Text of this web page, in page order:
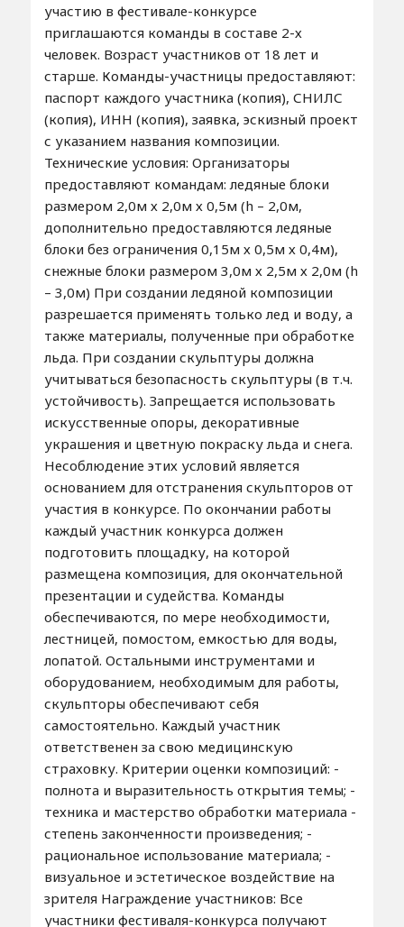
участию в фестивале-конкурсе
приглашаются команды в составе 2-х
человек. Возраст участников от 18 лет и
старше. Команды-участницы предоставляют:
паспорт каждого участника (копия), СНИЛС
(копия), ИНН (копия), заявка, эскизный проект
с указанием названия композиции.
Технические условия: Организаторы
предоставляют командам: ледяные блоки
размером 2,0м х 2,0м х 0,5м (h – 2,0м,
дополнительно предоставляются ледяные
блоки без ограничения 0,15м х 0,5м х 0,4м),
снежные блоки размером 3,0м х 2,5м х 2,0м (h
– 3,0м) При создании ледяной композиции
разрешается применять только лед и воду, а
также материалы, полученные при обработке
льда. При создании скульптуры должна
учитываться безопасность скульптуры (в т.ч.
устойчивость). Запрещается использовать
искусственные опоры, декоративные
украшения и цветную покраску льда и снега.
Несоблюдение этих условий является
основанием для отстранения скульпторов от
участия в конкурсе. По окончании работы
каждый участник конкурса должен
подготовить площадку, на которой
размещена композиция, для окончательной
презентации и судейства. Команды
обеспечиваются, по мере необходимости,
лестницей, помостом, емкостью для воды,
лопатой. Остальными инструментами и
оборудованием, необходимым для работы,
скульпторы обеспечивают себя
самостоятельно. Каждый участник
ответственен за свою медицинскую
страховку. Критерии оценки композиций: -
полнота и выразительность открытия темы; -
техника и мастерство обработки материала -
степень законченности произведения; -
рациональное использование материала; -
визуальное и эстетическое воздействие на
зрителя Награждение участников: Все
участники фестиваля-конкурса получают